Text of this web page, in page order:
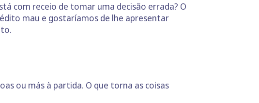
com receio de tomar uma decisão errada? O
mau e gostaríamos de lhe apresentar
ou más à partida. O que torna as coisas